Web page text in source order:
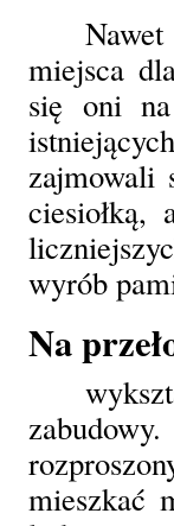
miejsca
się oni
zajmowali
wyrób
Na
mieszkać